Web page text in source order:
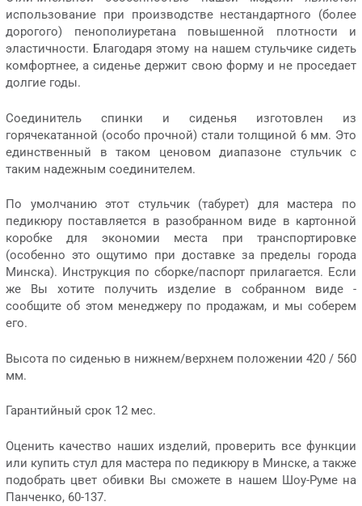
использование при производстве нестандартного (более
дорогого) пенополиуретана повышенной плотности и
эластичности. Благодаря этому на нашем стульчике сидеть
комфортнее, а сиденье держит свою форму и не проседает
долгие годы.
Соединитель спинки и сиденья изготовлен из
горячекатанной (особо прочной) стали толщиной 6 мм. Это
единственный в таком ценовом диапазоне стульчик с
таким надежным соединителем.
По умолчанию этот стульчик (табурет) для мастера по
педикюру поставляется в разобранном виде в картонной
коробке для экономии места при транспортировке
(особенно это ощутимо при доставке за пределы города
Минска). Инструкция по сборке/паспорт прилагается. Если
же Вы хотите получить изделие в собранном виде -
сообщите об этом менеджеру по продажам, и мы соберем
его.
Высота по сиденью в нижнем/верхнем положении 420 / 560
мм.
Гарантийный срок 12 мес.
Оценить качество наших изделий, проверить все функции
или купить стул для мастера по педикюру в Минске, а также
подобрать цвет обивки Вы сможете в нашем Шоу-Руме на
Панченко, 60-137.